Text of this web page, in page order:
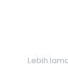
Lebih